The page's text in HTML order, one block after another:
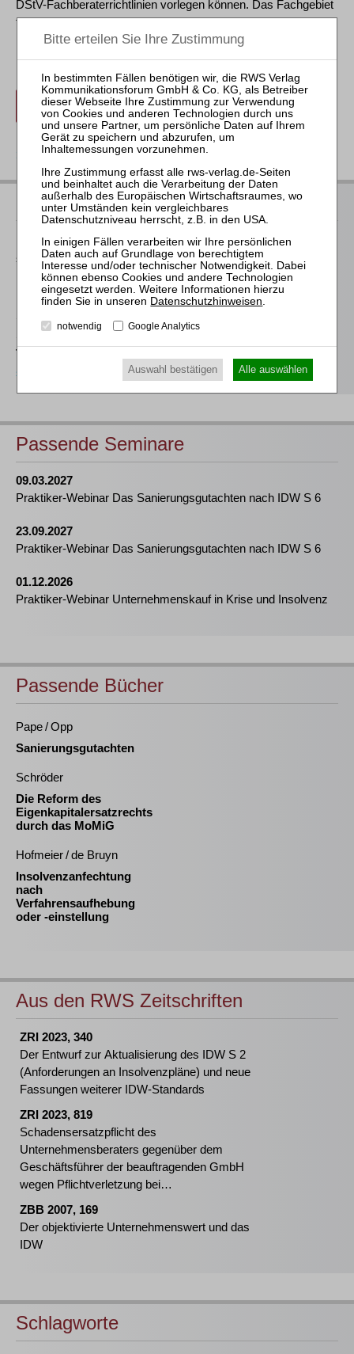
DStV-Fachberaterrichtlinien vorlegen können. Das Fachgebiet
für diese Veranstaltung ist Restrukturierung und
Unternehmensplanung.
anmelden
zurück
Ihre Ansprechpartnerin
Für Informationen zu unseren Veranstaltungen wenden Sie
sich bitte an unser Seminarteam. Erste Fragen beanworten wir
Ihnen gerne bereitshier.
Seminarorganisation
T
seminar@rws-verlag.de
Passende Seminare
09.03.2027
Praktiker-Webinar Das Sanierungsgutachten nach IDW S 6
23.09.2027
Praktiker-Webinar Das Sanierungsgutachten nach IDW S 6
01.12.2026
Praktiker-Webinar Unternehmenskauf in Krise und Insolvenz
Passende Bücher
Pape / Opp
Sanierungsgutachten
Schröder
Die Reform des
Eigenkapitalersatzrechts
durch das MoMiG
Hofmeier / de Bruyn
Insolvenzanfechtung
nach
Verfahrensaufhebung
oder -einstellung
Aus den RWS Zeitschriften
ZRI 2023, 340
Der Entwurf zur Aktualisierung des IDW S 2
(Anforderungen an Insolvenzpläne) und neue
Fassungen weiterer IDW-Standards
ZRI 2023, 819
Schadensersatzpflicht des
Unternehmensberaters gegenüber dem
Geschäftsführer der beauftragenden GmbH
wegen Pflichtverletzung bei
ZBB 2007, 169
Der objektivierte Unternehmenswert und das
IDW
Schlagworte
Datenschutzhinweisen.
notwendig Google Analytics
Auswahl bestätigen Alle auswählen